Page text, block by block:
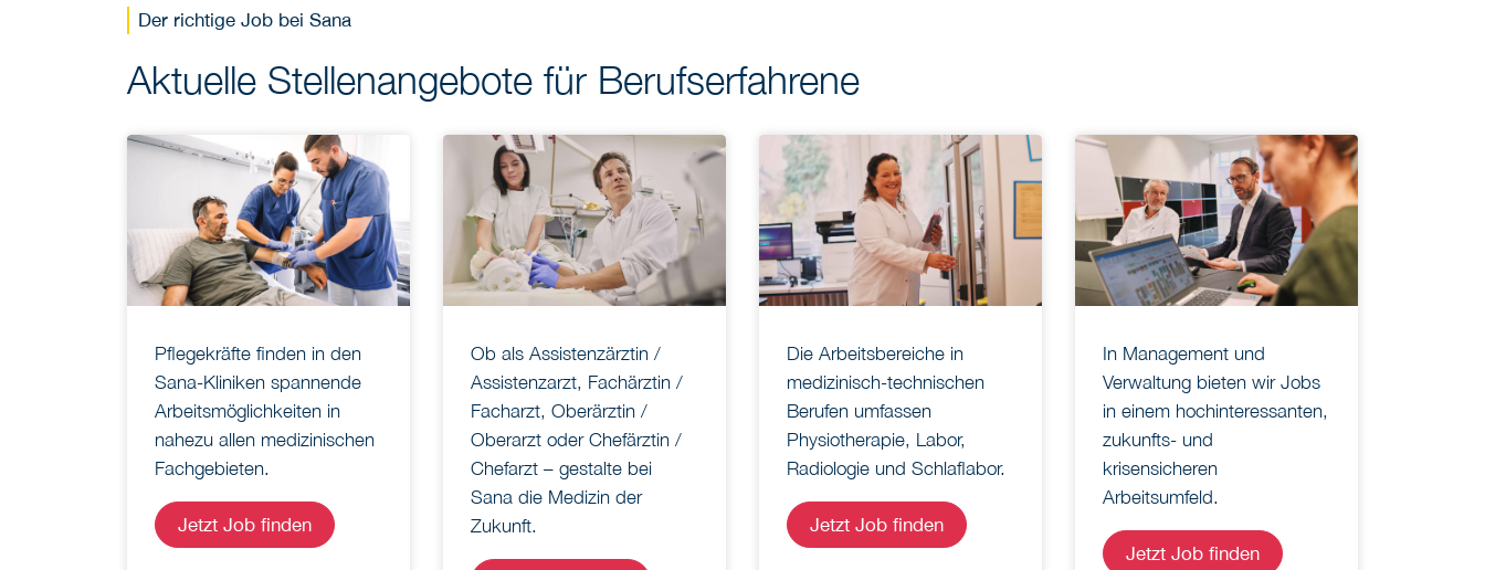
Der richtige Job bei Sana
Aktuelle Stellenangebote für Berufserfahrene
Pflegekräfte finden in den
Sana-Kliniken spannende
Arbeitsmöglichkeiten in
nahezu allen medizinischen
Fachgebieten.
Jetzt Job finden
Ob als Assistenzärztin /
Assistenzarzt, Fachärztin /
Facharzt, Oberärztin /
Oberarzt oder Chefärztin /
Chefarzt – gestalte bei
Sana die Medizin der
Zukunft.
Die Arbeitsbereiche in
medizinisch-technischen
Berufen umfassen
Physiotherapie, Labor,
Radiologie und Schlaflabor.
Jetzt Job finden
In Management und
Verwaltung bieten wir Jobs
in einem hochinteressanten,
zukunfts- und
krisensicheren
Arbeitsumfeld.
Jetzt Job finden